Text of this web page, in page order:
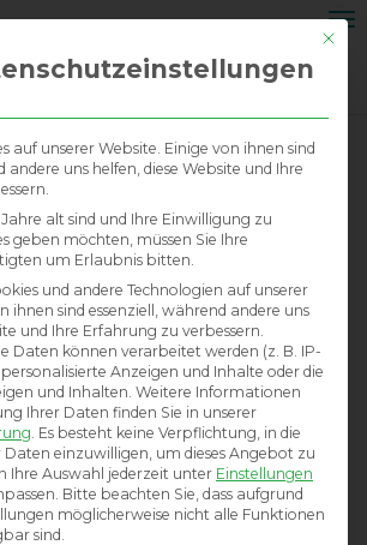
Mit
auf unserer Website. Einige von ihnen sind
andere uns helfen, diese Website und Ihre
alt sind und Ihre Einwilligung zu
geben möchten, müssen Sie Ihre
um Erlaubnis bitten.
und andere Technologien auf unserer
ihnen sind essenziell, während andere uns
und Ihre Erfahrung zu verbessern.
Daten können verarbeitet werden (z. B. IP-
personalisierte Anzeigen und Inhalte oder die
und Inhalten. Weitere Informationen
Ihrer Daten finden Sie in unserer
. Es besteht keine Verpflichtung, in die
einzuwilligen, um dieses Angebot zu
Ihre Auswahl jederzeit unter Einstellungen
Bitte beachten Sie, dass aufgrund
möglicherweise nicht alle Funktionen
sind.